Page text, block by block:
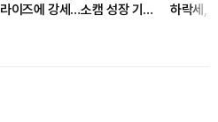
라이즈에 강세…소캠 성장 기대
하락세,